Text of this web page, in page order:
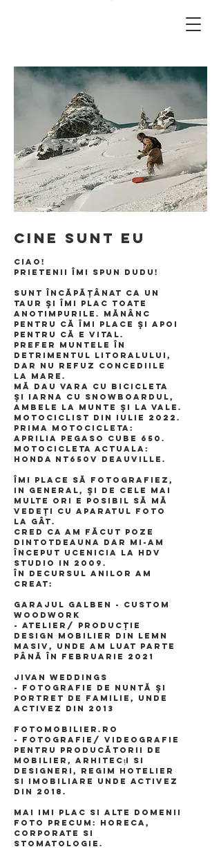
Cine sunt eu
Ciao!
Prietenii îmi spun Dudu!
Sunt încăpăţânat ca un
taur şi îmi plac toate
anotimpurile. Mănânc
pentru că îmi place şi apoi
pentru că e vital.
Prefer muntele în
detrimentul litoralului,
dar nu refuz concediile
la mare.
Mă dau vara cu bicicleta
şi iarna cu snowboardul,
ambele la munte şi la vale.
Motociclist din Iulie 2022.
Prima motocicleta:
Aprilia pegaso cube 650.
Motocicleta actuala:
Honda nt650v deauville.
Îmi place să fotografiez,
in general, şi de cele mai
multe ori e posibil să mă
vedeţi cu aparatul foto
la gât.
cred ca am făcut poze
din totdeauna dar mi-am
început ucenicia la HDV
studio in 2009.
În decursul anilor am
creat:
GARAJUL GALBEN - Custom
Woodwork
- atelier/ producţie
design mobilier din lemn
masiv, unde am luat parte
până în Februarie 2021
Jivan WEDDINGS
- fotografie de nuntă şi
portret de familie, unde
activez din 2013
Fotomobilier.ro
- fotografie/ videografie
pentru producătorii de
mobilier, Arhitecți si
designeri, regim hotelier
si imobiliare unde activez
din 2018.
Mai imi plac si alte domenii
foto precum: Horeca,
corporate si
stomatologie.